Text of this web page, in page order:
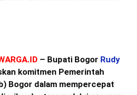
– Bupati Bogor Rudy
komitmen Pemerintah
Bogor dalam mempercepat